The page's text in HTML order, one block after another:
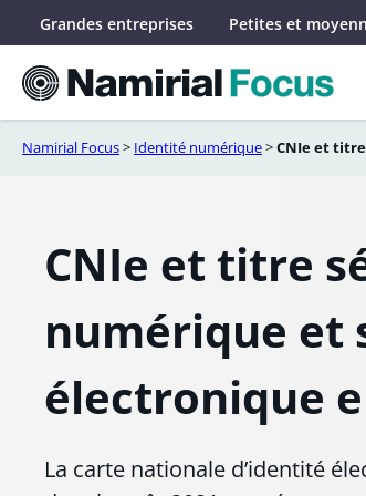
contenu
Grandes entreprises Petites et
Namirial Focus> Identité numérique>CNIe et
CNIe et titre
numérique et
électronique
La carte nationale d’identité